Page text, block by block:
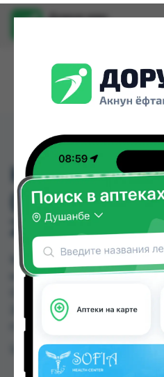
Доруи ман
KAMISTAT
(КАМИСТАД
20МЛ
KAMISTAT BABY
можно купить или
200.00 TJS до 200.00 TJS
Цена: от
200.00 TJS